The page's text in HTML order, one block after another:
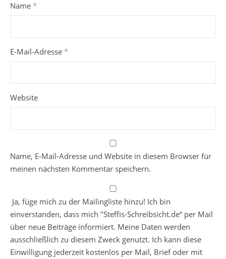
Name *
E-Mail-Adresse *
Website
Name, E-Mail-Adresse und Website in diesem Browser für
meinen nächsten Kommentar speichern.
Ja, füge mich zu der Mailingliste hinzu! Ich bin
einverstanden, dass mich "Steffis-Schreibsicht.de“ per Mail
über neue Beiträge informiert. Meine Daten werden
ausschließlich zu diesem Zweck genutzt. Ich kann diese
Einwilligung jederzeit kostenlos per Mail, Brief oder mit